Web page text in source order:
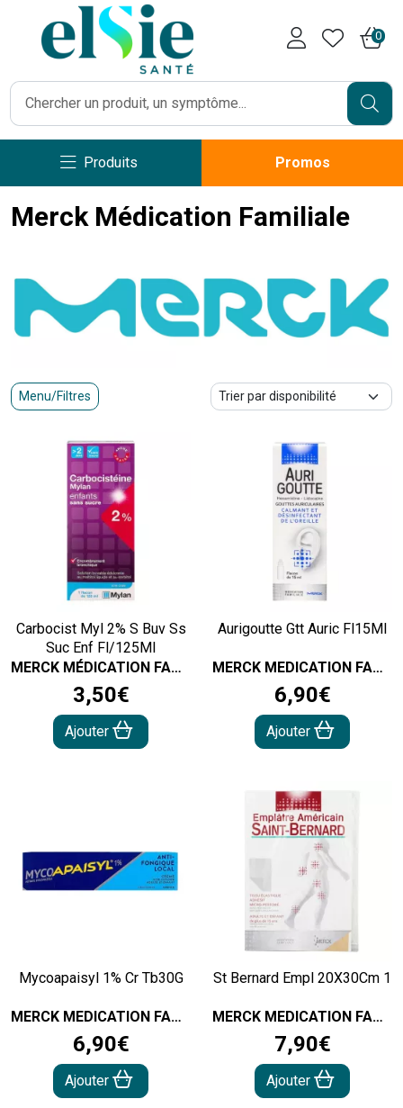
0
Produits Promos
Merck Médication Familiale
Menu/Filtres
Carbocist Myl 2% S Buv Ss
Suc Enf Fl/125Ml
MERCK MÉDICATION FAMILIALE
3,50€
Ajouter
Aurigoutte Gtt Auric Fl15Ml
MERCK MEDICATION FAMILIAL
6,90€
Ajouter
Mycoapaisyl 1% Cr Tb30G
MERCK MEDICATION FAMILIAL
6,90€
Ajouter
St Bernard Empl 20X30Cm 1
MERCK MEDICATION FAMILIAL
7,90€
Ajouter